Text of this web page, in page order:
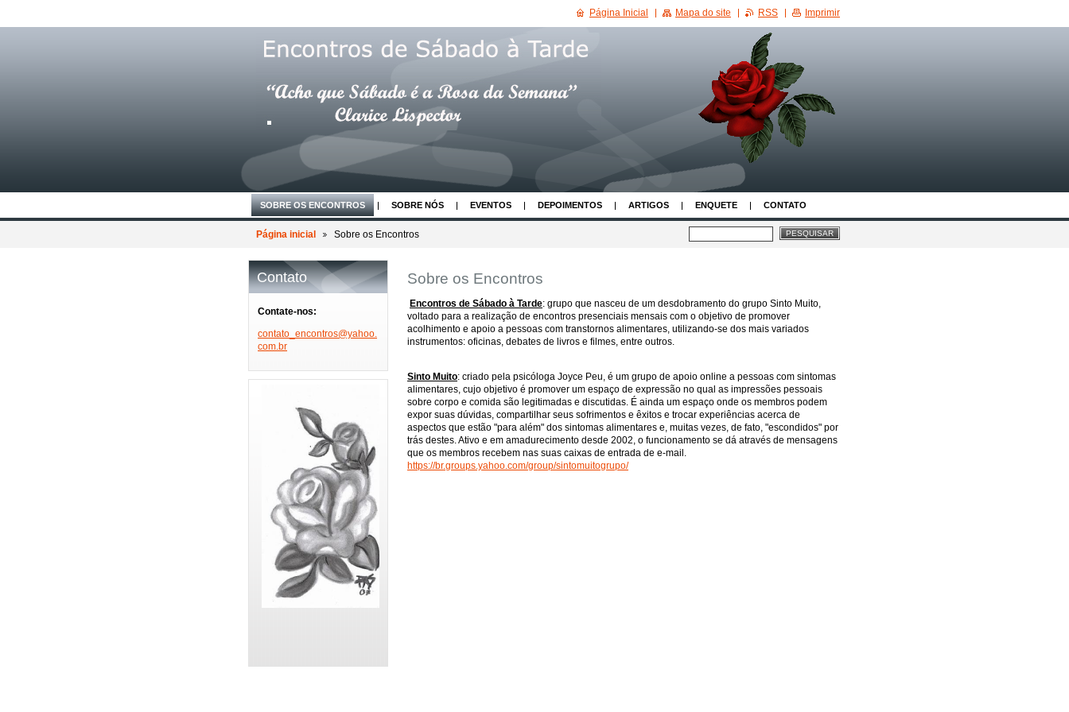
SOBRE OS ENCONTROS SOBRE NÓS EVENTOS DEPOIMENTOS ARTIGOS ENQUETE CONTATO
Página inicial Sobre os Encontros
Sobre os Encontros
Encontros de Sábado à Tarde: grupo que nasceu de um desdobramento do grupo Sinto Muito,
voltado para a realização de encontros presenciais mensais com o objetivo de promover
acolhimento e apoio a pessoas com transtornos alimentares, utilizando-se dos mais variados
instrumentos: oficinas, debates de livros e filmes, entre outros.
Sinto Muito: criado pela psicóloga Joyce Peu, é um grupo de apoio online a pessoas com sintomas
alimentares, cujo objetivo é promover um espaço de expressão no qual as impressões pessoais
sobre corpo e comida são legitimadas e discutidas. É ainda um espaço onde os membros podem
expor suas dúvidas, compartilhar seus sofrimentos e êxitos e trocar experiências acerca de
aspectos que estão "para além" dos sintomas alimentares e, muitas vezes, de fato, "escondidos" por
trás destes. Ativo e em amadurecimento desde 2002, o funcionamento se dá através de mensagens
que os membros recebem nas suas caixas de entrada de e-mail.
https://br.groups.yahoo.com/group/sintomuitogrupo/
Contato
Contate-nos:
contato_ encontros@yahoo.
com.br
Página Inicial Mapa do site RSS Imprimir